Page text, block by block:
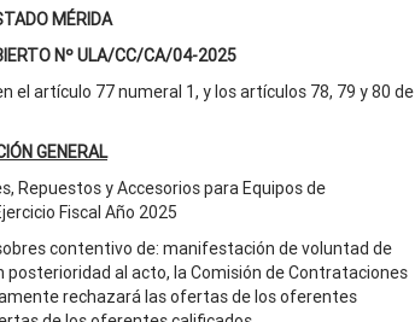
MÉRIDA
Nº ULA/CC/CA/04-2025
artículo 77 numeral 1, y los artículos 78, 79 y 80 de
GENERAL
Repuestos y Accesorios para Equipos de
Fiscal Año 2025
contentivo de: manifestación de voluntad de
al acto, la Comisión de Contrataciones
rechazará las ofertas de los oferentes